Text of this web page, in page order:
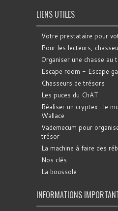
LIENS UTILES
Votre prestataire pour
Pour les lecteurs,
Organiser une chasse au
Escape room - Escape
Chasseurs de trésors
Les puces du ChAT
Réaliser un cryptex : le
Wallace
Vademecum pour
trésor
La machine à faire des
Nos clés
La boussole
INFORMATIONS